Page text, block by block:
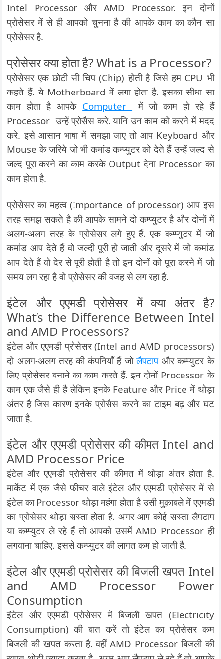
Intel Processor और AMD Processor. इन दोनों
प्रोसेसर में से ही आपको चुनना है की आपके काम का कौन सा
प्रोसेसर है.
प्रोसेसर क्या होता है? What is a Processor?
प्रोसेसर एक छोटी सी चिप (Chip) होती है जिसे हम CPU भी
कहते हैं. ये Motherboard में लगा होता है. इसका सीधा सा
काम होता है आपके Computer
में जो काम हो रहे हैं
Processor उन्हें प्रोसैस करे. यानि उन काम को करने में मदद
करे. इसे आसान भाषा में समझा जाए तो आप Keyboard और
Mouse के जरिये जो भी कमांड कम्प्युटर को देते हैं उन्हें जल्द से
जल्द पूरा करने का काम करके Output देना Processor का
काम होता है.
प्रोसेसर का महत्व (Importance of processor) आप इस
तरह समझ सकते है की आपके सामने दो कम्प्युटर है और दोनों में
अलग-अलग तरह के प्रोसेसर लगे हुए हैं. एक कम्प्युटर में जो
कमांड आप देते हैं वो जल्दी पूरी हो जाती और दूसरे में जो कमांड
आप देते हैं वो देर से पूरी होती है तो इन दोनों को पूरा करने में जो
समय लग रहा है वो प्रोसेसर की वजह से लग रहा है.
इंटेल और एएमडी प्रोसेसर में क्या अंतर है?
What’s the Difference Between Intel
and AMD Processors?
इंटेल और एएमडी प्रोसेसर (Intel and AMD processors)
दो अलग-अलग तरह की कंपनियाँ हैं जोलैपटापऔर कम्प्युटर के
लिए प्रोसेसर बनाने का काम करते हैं. इन दोनों Processor के
काम एक जैसे ही है लेकिन इनके Feature और Price में थोड़ा
अंतर है जिस कारण इनके प्रोसैस करने का टाइम बढ़ और घट
जाता है.
इंटेल और एएमडी प्रोसेसर की कीमत Intel and
AMD Processor Price
इंटेल और एएमडी प्रोसेसर की कीमत में थोड़ा अंतर होता है.
मार्केट में एक जैसे फीचर वाले इंटेल और एएमडी प्रोसेसर में से
इंटेल का Processor थोड़ा महंगा होता है उसी मुक़ाबले में एएमडी
का प्रोसेसर थोड़ा सस्ता होता है. अगर आप कोई सस्ता लैपटाप
या कम्प्युटर ले रहे हैं तो आपको उसमें AMD Processor ही
लगवाना चाहिए. इससे कम्प्युटर की लागत कम हो जाती है.
इंटेल और एएमडी प्रोसेसर की बिजली खपत Intel
and AMD Processor Power
Consumption
इंटेल और एएमडी प्रोसेसर में बिजली खपत (Electricity
Consumption) की बात करें तो इंटेल का प्रोसेसर कम
बिजली की खपत करता है. वहीं AMD Processor बिजली की